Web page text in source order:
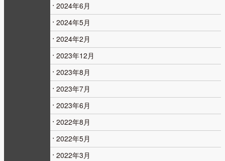
2024年6月
2024年5月
2024年2月
2023年12月
2023年8月
2023年7月
2023年6月
2022年8月
2022年5月
2022年3月